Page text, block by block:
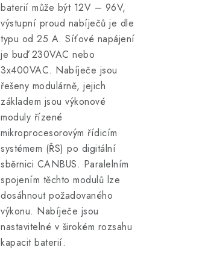
baterií může být 12V – 96V,
výstupní proud nabíječů je dle
typu od 25 A. Síťové napájení
je buď 230VAC nebo
3x400VAC. Nabíječe jsou
řešeny modulárně, jejich
základem jsou výkonové
moduly řízené
mikroprocesorovým řídicím
systémem (ŘS) po digitální
sběrnici CANBUS. Paralelním
spojením těchto modulů lze
dosáhnout požadovaného
výkonu. Nabíječe jsou
nastavitelné v širokém rozsahu
kapacit baterií.